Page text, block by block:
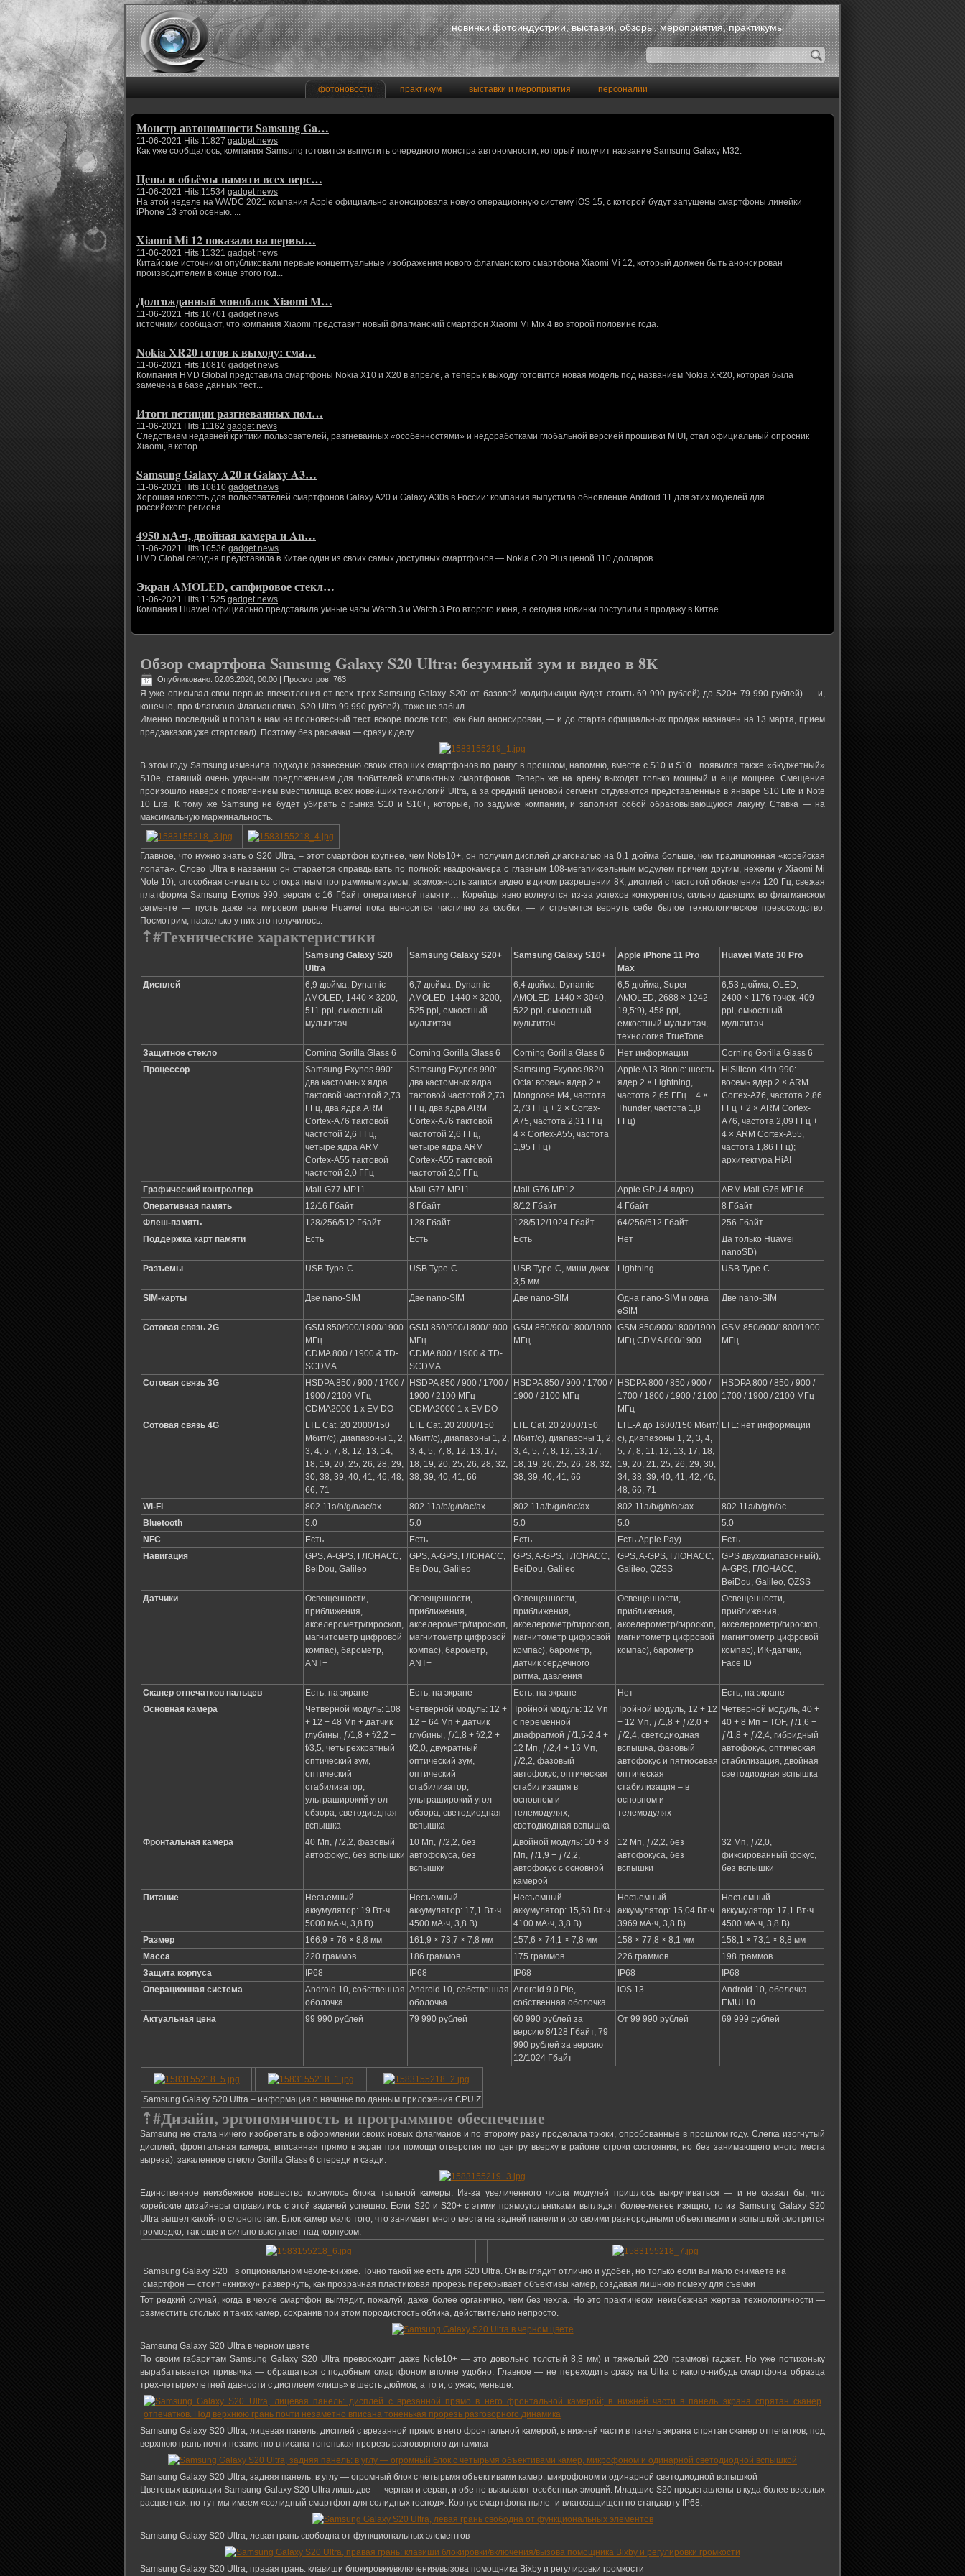
новинки фотоиндустрии, выставки, обзоры, мероприятия, практикумы
фотоновости практикум выставки и мероприятия персоналии
Монстр автономности Samsung Ga…
11-06-2021 Hits:11827 gadget news
Как уже сообщалось, компания Samsung готовится выпустить очередного монстра автономности, который получит название Samsung Galaxy M32.
Цены и объёмы памяти всех верс…
11-06-2021 Hits:11534 gadget news
На этой неделе на WWDC 2021 компания Apple официально анонсировала новую операционную систему iOS 15, с которой будут запущены смартфоны линейки
iPhone 13 этой осенью. ...
Xiaomi Mi 12 показали на первы…
11-06-2021 Hits:11321 gadget news
Китайские источники опубликовали первые концептуальные изображения нового флагманского смартфона Xiaomi Mi 12, который должен быть анонсирован
производителем в конце этого год...
Долгожданный моноблок Xiaomi M…
11-06-2021 Hits:10701 gadget news
источники сообщают, что компания Xiaomi представит новый флагманский смартфон Xiaomi Mi Mix 4 во второй половине года.
Nokia XR20 готов к выходу: сма…
11-06-2021 Hits:10810 gadget news
Компания HMD Global представила смартфоны Nokia X10 и X20 в апреле, а теперь к выходу готовится новая модель под названием Nokia XR20, которая была
замечена в базе данных тест...
Итоги петиции разгневанных пол…
11-06-2021 Hits:11162 gadget news
Следствием недавней критики пользователей, разгневанных «особенностями» и недоработками глобальной версией прошивки MIUI, стал официальный опросник
Xiaomi, в котор...
Samsung Galaxy A20 и Galaxy A3…
11-06-2021 Hits:10810 gadget news
Хорошая новость для пользователей смартфонов Galaxy A20 и Galaxy A30s в России: компания выпустила обновление Android 11 для этих моделей для
российского региона.
4950 мА·ч, двойная камера и An…
11-06-2021 Hits:10536 gadget news
HMD Global сегодня представила в Китае один из своих самых доступных смартфонов — Nokia C20 Plus ценой 110 долларов.
Экран AMOLED, сапфировое стекл…
11-06-2021 Hits:11525 gadget news
Компания Huawei официально представила умные часы Watch 3 и Watch 3 Pro второго июня, а сегодня новинки поступили в продажу в Китае.
Обзор смартфона Samsung Galaxy S20 Ultra: безумный зум и видео в 8К
Опубликовано: 02.03.2020, 00:00 | Просмотров: 763
Я уже описывал свои первые впечатления от всех трех Samsung Galaxy S20: от базовой модификации будет стоить 69 990 рублей) до S20+ 79 990 рублей) — и,
конечно, про Флагмана Флагмановича, S20 Ultra 99 990 рублей), тоже не забыл.
Именно последний и попал к нам на полновесный тест вскоре после того, как был анонсирован, — и до старта официальных продаж назначен на 13 марта, прием
предзаказов уже стартовал). Поэтому без раскачки — сразу к делу.
В этом году Samsung изменила подход к разнесению своих старших смартфонов по рангу: в прошлом, напомню, вместе с S10 и S10+ появился также «бюджетный»
S10e, ставший очень удачным предложением для любителей компактных смартфонов. Теперь же на арену выходят только мощный и еще мощнее. Смещение
произошло наверх с появлением вместилища всех новейших технологий Ultra, а за средний ценовой сегмент отдуваются представленные в январе S10 Lite и Note
10 Lite. К тому же Samsung не будет убирать с рынка S10 и S10+, которые, по задумке компании, и заполнят собой образовывающуюся лакуну. Ставка — на
максимальную маржинальность.
Главное, что нужно знать о S20 Ultra, – этот смартфон крупнее, чем Note10+, он получил дисплей диагональю на 0,1 дюйма больше, чем традиционная «корейская
лопата». Слово Ultra в названии он старается оправдывать по полной: квадрокамера с главным 108-мегапиксельным модулем причем другим, нежели у Xiaomi Mi
Note 10), способная снимать со стократным программным зумом, возможность записи видео в диком разрешении 8К, дисплей с частотой обновления 120 Гц, свежая
платформа Samsung Exynos 990, версия с 16 Гбайт оперативной памяти… Корейцы явно волнуются из-за успехов конкурентов, сильно давящих во флагманском
сегменте — пусть даже на мировом рынке Huawei пока выносится частично за скобки, — и стремятся вернуть себе былое технологическое превосходство.
Посмотрим, насколько у них это получилось.
⇡#Технические характеристики
Samsung Galaxy S20
Ultra
Samsung Galaxy S20+ Samsung Galaxy S10+
Apple iPhone 11 Pro
Max
Huawei Mate 30 Pro
Дисплей
6,9 дюйма, Dynamic
AMOLED, 1440 × 3200,
511 ppi, емкостный
мультитач
6,7 дюйма, Dynamic
AMOLED, 1440 × 3200,
525 ppi, емкостный
мультитач
6,4 дюйма, Dynamic
AMOLED, 1440 × 3040,
522 ppi, емкостный
мультитач
6,5 дюйма, Super
AMOLED, 2688 × 1242
19,5:9), 458 ppi,
емкостный мультитач,
технология TrueTone
6,53 дюйма, OLED,
2400 × 1176 точек, 409
ppi, емкостный
мультитач
Защитное стекло Corning Gorilla Glass 6 Corning Gorilla Glass 6 Corning Gorilla Glass 6 Нет информации
Corning Gorilla Glass 6
Процессор
Samsung Exynos 990:
два кастомных ядра
тактовой частотой 2,73
ГГц, два ядра ARM
Cortex-A76 тактовой
частотой 2,6 ГГц,
четыре ядра ARM
Cortex-A55 тактовой
частотой 2,0 ГГц
Samsung Exynos 990:
два кастомных ядра
тактовой частотой 2,73
ГГц, два ядра ARM
Cortex-A76 тактовой
частотой 2,6 ГГц,
четыре ядра ARM
Cortex-A55 тактовой
частотой 2,0 ГГц
Samsung Exynos 9820
Octa: восемь ядер 2 ×
Mongoose M4, частота
2,73 ГГц + 2 × Cortex-
A75, частота 2,31 ГГц +
4 × Cortex-A55, частота
1,95 ГГц)
Apple A13 Bionic: шесть
ядер 2 × Lightning,
частота 2,65 ГГц + 4 ×
Thunder, частота 1,8
ГГц)
HiSilicon Kirin 990:
восемь ядер 2 × ARM
Cortex-A76, частота 2,86
ГГц + 2 × ARM Cortex-
A76, частота 2,09 ГГц +
4 × ARM Cortex-A55,
частота 1,86 ГГц);
архитектура HiAI
Графический контроллер Mali-G77 MP11 Mali-G77 MP11 Mali-G76 MP12 Apple GPU 4 ядра)
ARM Mali-G76 MP16
Оперативная память
12/16 Гбайт 8 Гбайт 8/12 Гбайт 4 Гбайт
8 Гбайт
Флеш-память
128/256/512 Гбайт 128 Гбайт 128/512/1024 Гбайт 64/256/512 Гбайт
256 Гбайт
Поддержка карт памяти
Есть Есть Есть Нет
Да только Huawei
nanoSD)
Разъемы
USB Type-C USB Type-C
USB Type-C, мини-джек
3,5 мм
Lightning USB Type-C
SIM-карты Две nano-SIM Две nano-SIM Две nano-SIM
Одна nano-SIM и одна
eSIM
Две nano-SIM
Сотовая связь 2G
GSM 850/900/1800/1900
МГц
CDMA 800 / 1900 & TD-
SCDMA
GSM 850/900/1800/1900
МГц
CDMA 800 / 1900 & TD-
SCDMA
GSM 850/900/1800/1900
МГц
GSM 850/900/1800/1900
МГц CDMA 800/1900
GSM 850/900/1800/1900
МГц
Сотовая связь 3G
HSDPA 850 / 900 / 1700 /
1900 / 2100 МГц
CDMA2000 1 x EV-DO
HSDPA 850 / 900 / 1700 /
1900 / 2100 МГц
CDMA2000 1 x EV-DO
HSDPA 850 / 900 / 1700 /
1900 / 2100 МГц
HSDPA 800 / 850 / 900 /
1700 / 1800 / 1900 / 2100
МГц
HSDPA 800 / 850 / 900 /
1700 / 1900 / 2100 МГц
Сотовая связь 4G
LTE Cat. 20 2000/150
Мбит/с), диапазоны 1, 2,
3, 4, 5, 7, 8, 12, 13, 14,
18, 19, 20, 25, 26, 28, 29,
30, 38, 39, 40, 41, 46, 48,
66, 71
LTE Cat. 20 2000/150
Мбит/с), диапазоны 1, 2,
3, 4, 5, 7, 8, 12, 13, 17,
18, 19, 20, 25, 26, 28, 32,
38, 39, 40, 41, 66
LTE Cat. 20 2000/150
Мбит/с), диапазоны 1, 2,
3, 4, 5, 7, 8, 12, 13, 17,
18, 19, 20, 25, 26, 28, 32,
38, 39, 40, 41, 66
LTE-A до 1600/150 Мбит/
с), диапазоны 1, 2, 3, 4,
5, 7, 8, 11, 12, 13, 17, 18,
19, 20, 21, 25, 26, 29, 30,
34, 38, 39, 40, 41, 42, 46,
48, 66, 71
LTE: нет информации
Wi-Fi 802.11a/b/g/n/ac/ax 802.11a/b/g/n/ac/ax 802.11a/b/g/n/ac/ax 802.11a/b/g/n/ac/ax
802.11a/b/g/n/ac
Bluetooth
5.0 5.0 5.0 5.0
5.0
NFC
Есть Есть Есть Есть Apple Pay)
Есть
Навигация
GPS, A-GPS, ГЛОНАСС,
BeiDou, Galileo
GPS, A-GPS, ГЛОНАСС,
BeiDou, Galileo
GPS, A-GPS, ГЛОНАСС,
BeiDou, Galileo
GPS, A-GPS, ГЛОНАСС,
Galileo, QZSS
GPS двухдиапазонный),
A-GPS, ГЛОНАСС,
BeiDou, Galileo, QZSS
Датчики
Освещенности,
приближения,
акселерометр/гироскоп,
магнитометр цифровой
компас), барометр,
ANT+
Освещенности,
приближения,
акселерометр/гироскоп,
магнитометр цифровой
компас), барометр,
ANT+
Освещенности,
приближения,
акселерометр/гироскоп,
магнитометр цифровой
компас), барометр,
датчик сердечного
ритма, давления
Освещенности,
приближения,
акселерометр/гироскоп,
магнитометр цифровой
компас), барометр
Освещенности,
приближения,
акселерометр/гироскоп,
магнитометр цифровой
компас), ИК-датчик,
Face ID
Сканер отпечатков пальцев Есть, на экране Есть, на экране Есть, на экране Нет
Есть, на экране
Основная камера
Четверной модуль: 108
+ 12 + 48 Мп + датчик
глубины, ƒ/1,8 + f/2,2 +
f/3,5, четырехкратный
оптический зум,
оптический
стабилизатор,
ультраширокий угол
обзора, светодиодная
вспышка
Четверной модуль: 12 +
12 + 64 Мп + датчик
глубины, ƒ/1,8 + f/2,2 +
f/2,0, двукратный
оптический зум,
оптический
стабилизатор,
ультраширокий угол
обзора, светодиодная
вспышка
Тройной модуль: 12 Мп
с переменной
диафрагмой ƒ/1,5-2,4 +
12 Мп, ƒ/2,4 + 16 Мп,
ƒ/2,2, фазовый
автофокус, оптическая
стабилизация в
основном и
телемодулях,
светодиодная вспышка
Тройной модуль, 12 + 12
+ 12 Мп, ƒ/1,8 + ƒ/2,0 +
ƒ/2,4, светодиодная
вспышка, фазовый
автофокус и пятиосевая
оптическая
стабилизация – в
основном и
телемодулях
Четверной модуль, 40 +
40 + 8 Мп + TOF, ƒ/1,6 +
ƒ/1,8 + ƒ/2,4, гибридный
автофокус, оптическая
стабилизация, двойная
светодиодная вспышка
Фронтальная камера
40 Мп, ƒ/2,2, фазовый
автофокус, без вспышки
10 Мп, ƒ/2,2, без
автофокуса, без
вспышки
Двойной модуль: 10 + 8
Мп, ƒ/1,9 + ƒ/2,2,
автофокус с основной
камерой
12 Мп, ƒ/2,2, без
автофокуса, без
вспышки
32 Мп, ƒ/2,0,
фиксированный фокус,
без вспышки
Питание
Несъемный
аккумулятор: 19 Вт·ч
5000 мА·ч, 3,8 В)
Несъемный
аккумулятор: 17,1 Вт·ч
4500 мА·ч, 3,8 В)
Несъемный
аккумулятор: 15,58 Вт·ч
4100 мА·ч, 3,8 В)
Несъемный
аккумулятор: 15,04 Вт·ч
3969 мА·ч, 3,8 В)
Несъемный
аккумулятор: 17,1 Вт·ч
4500 мА·ч, 3,8 В)
Размер
166,9 × 76 × 8,8 мм 161,9 × 73,7 × 7,8 мм 157,6 × 74,1 × 7,8 мм 158 × 77,8 × 8,1 мм
158,1 × 73,1 × 8,8 мм
Масса
220 граммов 186 граммов 175 граммов 226 граммов
198 граммов
Защита корпуса
IP68 IP68 IP68 IP68
IP68
Операционная система
Android 10, собственная
оболочка
Android 10, собственная
оболочка
Android 9.0 Pie,
собственная оболочка
iOS 13
Android 10, оболочка
EMUI 10
Актуальная цена
99 990 рублей 79 990 рублей
60 990 рублей за
версию 8/128 Гбайт, 79
990 рублей за версию
12/1024 Гбайт
От 99 990 рублей 69 999 рублей
Samsung Galaxy S20 Ultra – информация о начинке по данным приложения CPU Z
⇡#Дизайн, эргономичность и программное обеспечение
Samsung не стала ничего изобретать в оформлении своих новых флагманов и по второму разу проделала трюки, опробованные в прошлом году. Слегка изогнутый
дисплей, фронтальная камера, вписанная прямо в экран при помощи отверстия по центру вверху в районе строки состояния, но без занимающего много места
выреза), закаленное стекло Gorilla Glass 6 спереди и сзади.
Единственное неизбежное новшество коснулось блока тыльной камеры. Из-за увеличенного числа модулей пришлось выкручиваться — и не сказал бы, что
корейские дизайнеры справились с этой задачей успешно. Если S20 и S20+ с этими прямоугольниками выглядят более-менее изящно, то из Samsung Galaxy S20
Ultra вышел какой-то слонопотам. Блок камер мало того, что занимает много места на задней панели и со своими разнородными объективами и вспышкой смотрится
громоздко, так еще и сильно выступает над корпусом.
Samsung Galaxy S20+ в опциональном чехле-книжке. Точно такой же есть для S20 Ultra. Он выглядит отлично и удобен, но только если вы мало снимаете на
смартфон — стоит «книжку» развернуть, как прозрачная пластиковая прорезь перекрывает объективы камер, создавая лишнюю помеху для съемки
Тот редкий случай, когда в чехле смартфон выглядит, пожалуй, даже более органично, чем без чехла. Но это практически неизбежная жертва технологичности —
разместить столько и таких камер, сохранив при этом породистость облика, действительно непросто.
Samsung Galaxy S20 Ultra в черном цвете
По своим габаритам Samsung Galaxy S20 Ultra превосходит даже Note10+ — это довольно толстый 8,8 мм) и тяжелый 220 граммов) гаджет. Но уже потихоньку
вырабатывается привычка — обращаться с подобным смартфоном вполне удобно. Главное — не переходить сразу на Ultra с какого-нибудь смартфона образца
трех-четырехлетней давности с дисплеем «лишь» в шесть дюймов, а то и, о ужас, меньше.
Samsung Galaxy S20 Ultra, лицевая панель: дисплей с врезанной прямо в него фронтальной камерой; в нижней части в панель экрана спрятан сканер отпечатков; под
верхнюю грань почти незаметно вписана тоненькая прорезь разговорного динамика
Samsung Galaxy S20 Ultra, задняя панель: в углу — огромный блок с четырьмя объективами камер, микрофоном и одинарной светодиодной вспышкой
Цветовых вариации Samsung Galaxy S20 Ultra лишь две — черная и серая, и обе не вызывают особенных эмоций. Младшие S20 представлены в куда более веселых
расцветках, но тут мы имеем «солидный смартфон для солидных господ». Корпус смартфона пыле- и влагозащищен по стандарту IP68.
Samsung Galaxy S20 Ultra, левая грань свободна от функциональных элементов
Samsung Galaxy S20 Ultra, правая грань: клавиши блокировки/включения/вызова помощника Bixby и регулировки громкости